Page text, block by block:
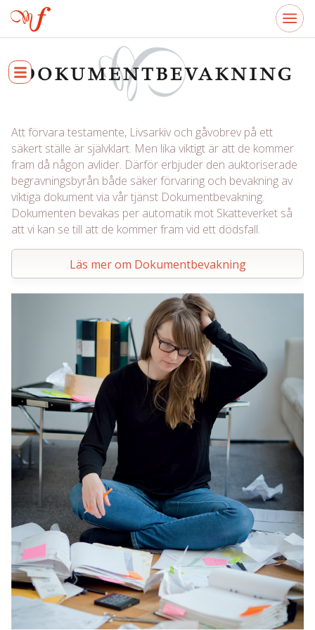
Att förvara testamente, Livsarkiv och gåvobrev på ett
säkert ställe är självklart. Men lika viktigt är att de kommer
fram då någon avlider. Därför erbjuder den auktoriserade
begravningsbyrån både säker förvaring och bevakning av
viktiga dokument via vår tjänst Dokumentbevakning.
Dokumenten bevakas per automatik mot Skatteverket så
att vi kan se till att de kommer fram vid ett dödsfall.
Läs mer om Dokumentbevakning